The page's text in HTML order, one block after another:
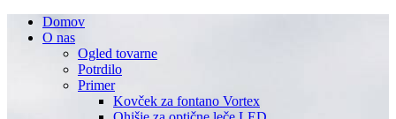
Domov
O nas
Ogled tovarne
Potrdilo
Primer
Kovček za fontano Vortex